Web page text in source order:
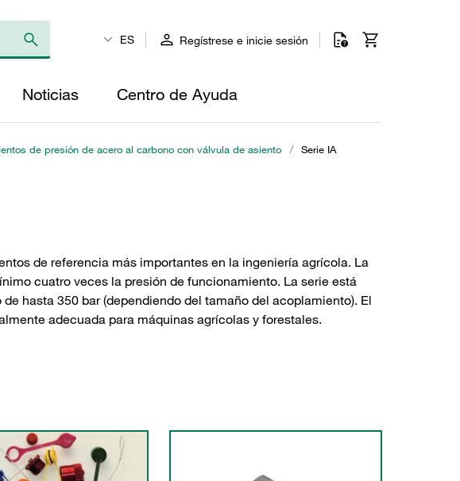
ES Regístrese e inicie sesión
Noticias Centro de Ayuda
de presión de acero al carbono con válvula de asiento / Serie IA
de referencia más importantes en la ingeniería agrícola. La
cuatro veces la presión de funcionamiento. La serie está
hasta 350 bar (dependiendo del tamaño del acoplamiento). El
adecuada para máquinas agrícolas y forestales.